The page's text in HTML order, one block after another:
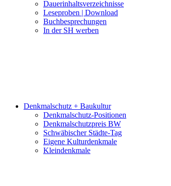
Dauerinhaltsverzeichnisse
Leseproben | Download
Buchbesprechungen
In der SH werben
Denkmalschutz + Baukultur
Denkmalschutz-Positionen
Denkmalschutzpreis BW
Schwäbischer Städte-Tag
Eigene Kulturdenkmale
Kleindenkmale